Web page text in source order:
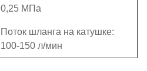
0,25 МПа
Поток шланга на катушке:
100-150 л/мин